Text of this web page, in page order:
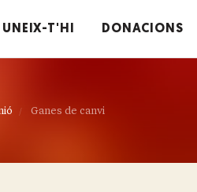
UNEIX-T'HI DONACIONS
Ganes de canvi